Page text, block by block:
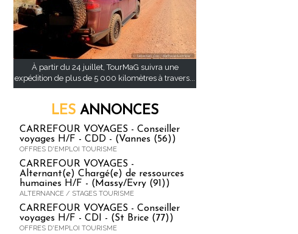
À partir du 24 juillet, TourMaG suivra une
expédition de plus de 5 000 kilomètres à travers...
LES ANNONCES
CARREFOUR VOYAGES - Conseiller
voyages H/F - CDD - (Vannes (56))
OFFRES D'EMPLOI TOURISME
CARREFOUR VOYAGES -
Alternant(e) Chargé(e) de ressources
humaines H/F - (Massy/Evry (91))
ALTERNANCE / STAGES TOURISME
CARREFOUR VOYAGES - Conseiller
voyages H/F - CDI - (St Brice (77))
OFFRES D'EMPLOI TOURISME